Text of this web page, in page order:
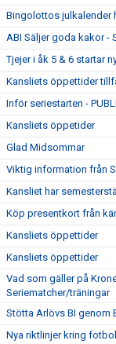
Bingolottos julkalender
ABI Säljer goda kakor -
Tjejer i åk 5 & 6 startar
Kansliets öppettider
Inför seriestarten -
Kansliets öppetider
Glad Midsommar
Viktig information från
Kansliet har
Köp presentkort från
Kansliets öppettider
Kansliets öppettider
Vad som gäller på
Seriematcher/träningar
Stötta Arlövs BI genom
Nya riktlinjer kring